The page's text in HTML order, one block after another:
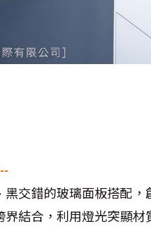
交錯的玻璃面板搭配
結合，利用燈光突顯